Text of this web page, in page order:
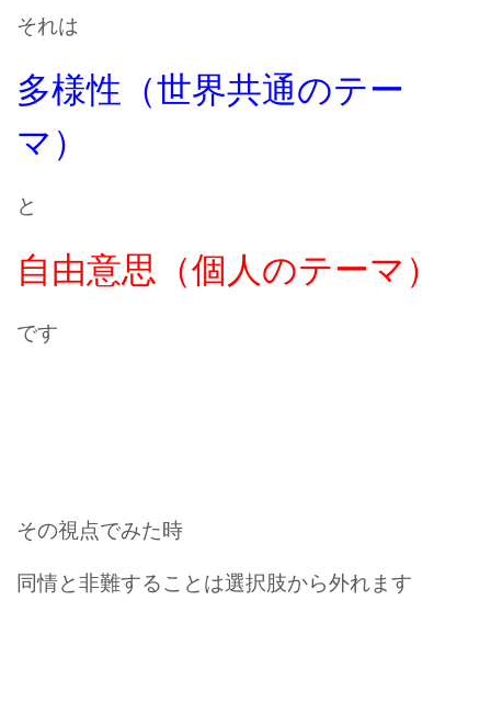
それは
多様性（世界共通のテー
マ）
と
自由意思（個人のテーマ）
です
その視点でみた時
同情と非難することは選択肢から外れます